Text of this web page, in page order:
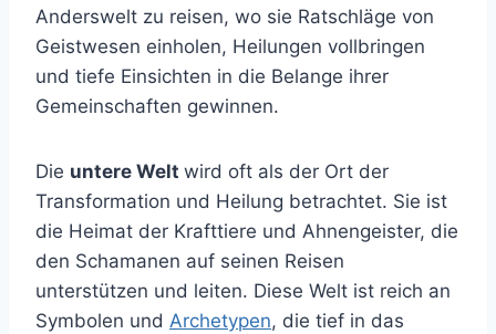
Anderswelt zu reisen, wo sie Ratschläge von
Geistwesen einholen, Heilungen vollbringen
und tiefe Einsichten in die Belange ihrer
Gemeinschaften gewinnen.
Die untere Welt wird oft als der Ort der
Transformation und Heilung betrachtet. Sie ist
die Heimat der Krafttiere und Ahnengeister, die
den Schamanen auf seinen Reisen
unterstützen und leiten. Diese Welt ist reich an
Symbolen und Archetypen, die tief in das